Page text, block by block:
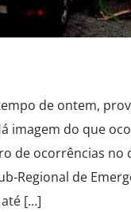
de ontem,
imagem do que
de ocorrências no
Regional de
[…]